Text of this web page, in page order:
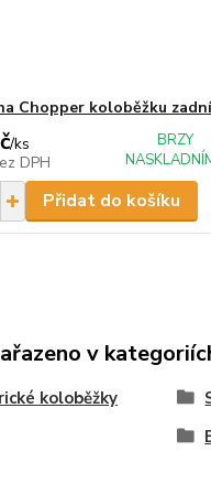
Chopper koloběžku zadní
/ks
DPH
BRZY
Přidat do košíku
v
koloběžky